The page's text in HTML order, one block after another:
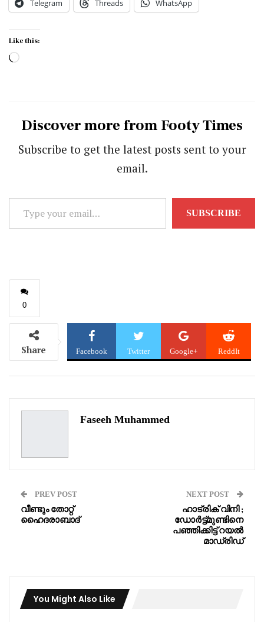
Telegram Threads WhatsApp
Like this:
Loading…
Discover more from Footy Times
Subscribe to get the latest posts sent to your
email.
Type
your
SUBSCRIBE
0
Share Facebook Twitter Google+ ReddIt
Faseeh Muhammed
PREV POST
വീണ്ടും തോറ്റ്
ഹൈദരാബാദ്
NEXT POST
ഹാട്രിക് വിനി ;
ഡോർട്ട്മുണ്ടിനെ
പഞ്ഞിക്കിട്ട് റയൽ
മാഡ്രിഡ്
You Might Also Like